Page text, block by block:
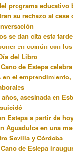
programa educativo
su rechazo al cese
se dan cita esta
en común con
del Libro
de Estepa
en el
años, asesinada en
Estepa a partir de
Aguadulce en una
Sevilla y Córdoba
de Estepa